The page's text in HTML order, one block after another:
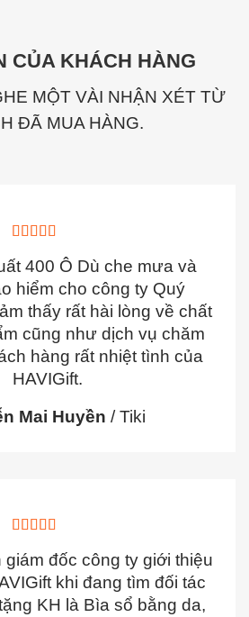
CỦA KHÁCH HÀNG
MỘT VÀI NHẬN XÉT TỪ
ĐÃ MUA HÀNG.
400 Ô Dù che mưa và
hiểm cho công ty Quý
thấy rất hài lòng về chất
cũng như dịch vụ chăm
hàng rất nhiệt tình của
HAVIGift.
Mai Huyền /Tiki
đốc công ty giới thiệu
khi đang tìm đối tác
KH là Bìa sổ bằng da,